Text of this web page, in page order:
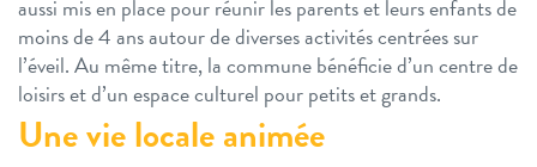
aussi mis en place pour réunir les parents et leurs enfants de
moins de 4 ans autour de diverses activités centrées sur
l’éveil. Au même titre, la commune bénéficie d’un centre de
loisirs et d’un espace culturel pour petits et grands.
Une vie locale animée